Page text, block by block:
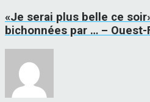
«Je serai plus belle ce
bichonnées par … – Ouest-